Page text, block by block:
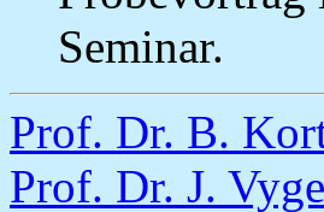
Seminar.
Prof. Dr. B.
Prof. Dr. J.